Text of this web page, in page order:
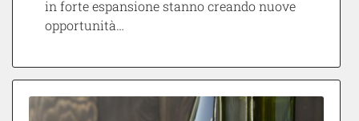
in forte espansione stanno creando nuove
opportunità…